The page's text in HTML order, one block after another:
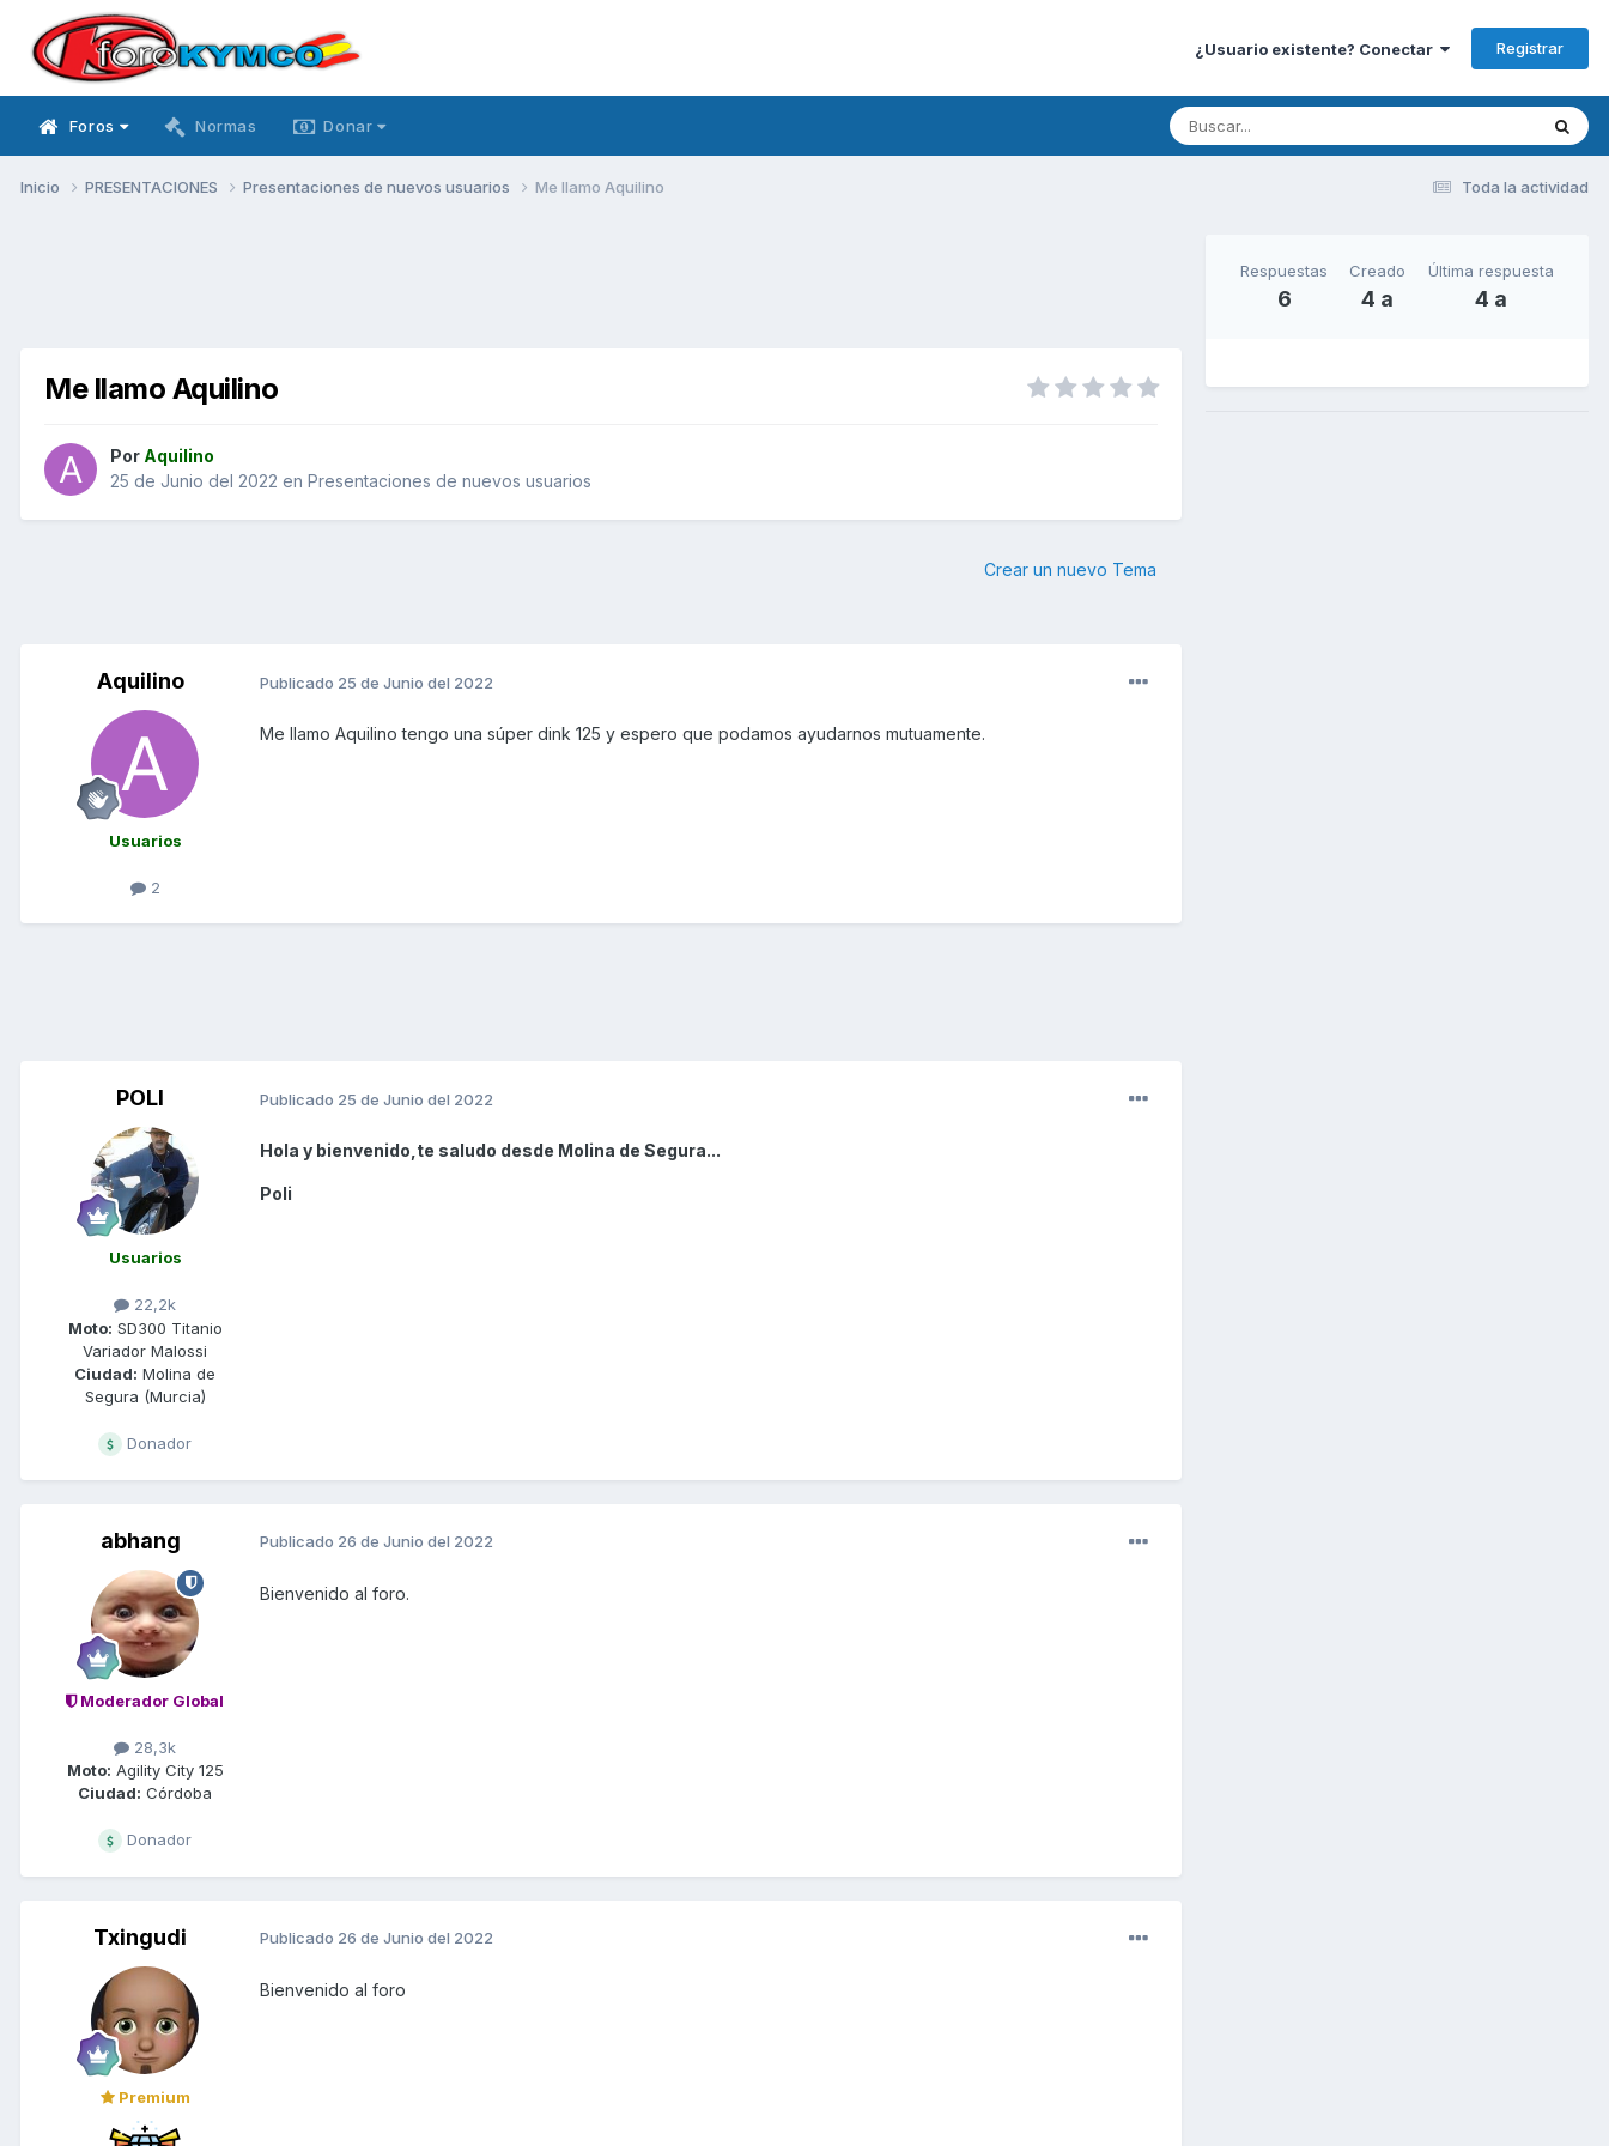
¿Usuario existente? Conectar Registrar
Foros Normas Donar
Toda la actividad
Inicio PRESENTACIONES Presentaciones de nuevos usuarios Me llamo Aquilino
Me llamo Aquilino
Por Aquilino
25 de Junio del 2022 en Presentaciones de nuevos usuarios
Crear un nuevo Tema
Aquilino
Usuarios
2
Publicado 25 de Junio del 2022
Me llamo Aquilino tengo una súper dink 125 y espero que podamos ayudarnos mutuamente.
POLI
Usuarios
22,2k
Moto: SD300 Titanio
Variador Malossi
Ciudad: Molina de
Segura (Murcia)
Donador
Publicado 25 de Junio del 2022
Hola y bienvenido,te saludo desde Molina de Segura...
Poli
abhang
Moderador Global
28,3k
Moto: Agility City 125
Ciudad: Córdoba
Donador
Publicado 26 de Junio del 2022
Bienvenido al foro.
Txingudi
Premium
Publicado 26 de Junio del 2022
Bienvenido al foro
Respuestas
6
Creado
4 a
Última respuesta
4 a